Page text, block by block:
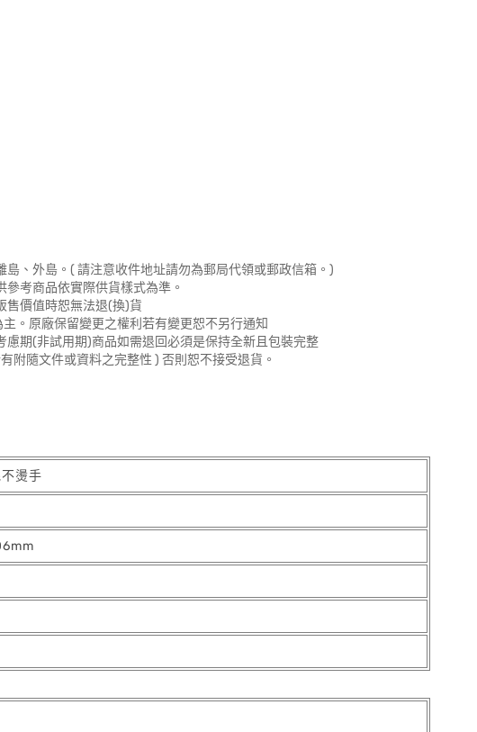
、外島。( 請注意收件地址請勿為郵局代領或郵政信箱。)
考商品依實際供貨樣式為準。
售價值時恕無法退(換)貨
。原廠保留變更之權利若有變更恕不另行通知
期(非試用期)商品如需退回必須是保持全新且包裝完整
附隨文件或資料之完整性 ) 否則恕不接受退貨。
燙手